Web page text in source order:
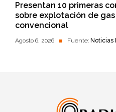
Presentan 10 primeras
sobre explotación de
convencional
Agosto 6, 2026 Fuente: Noticias